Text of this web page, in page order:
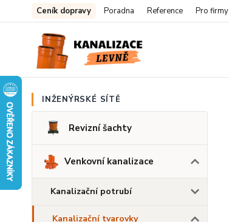
Ceník dopravy Poradna Reference Pro firmy
INŽENÝRSKÉ SÍTĚ
Revizní šachty
Venkovní kanalizace
Kanalizační potrubí
Kanalizační tvarovky